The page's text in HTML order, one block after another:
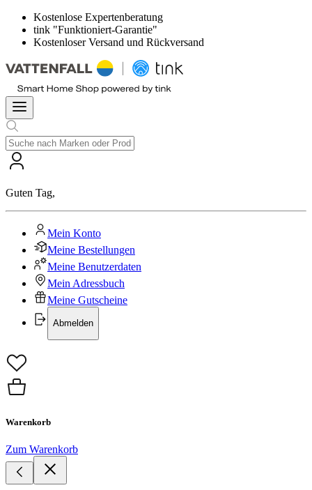
Kostenlose Expertenberatung
tink "Funktioniert-Garantie"
Kostenloser Versand und Rückversand
Guten Tag,
Mein Konto
Meine Bestellungen
Meine Benutzerdaten
Mein Adressbuch
Meine Gutscheine
Abmelden
Warenkorb
Zum Warenkorb